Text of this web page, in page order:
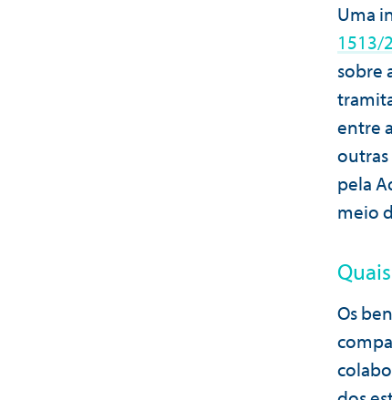
Uma
1513/
sobre
entre
outras
pela
meio
Os